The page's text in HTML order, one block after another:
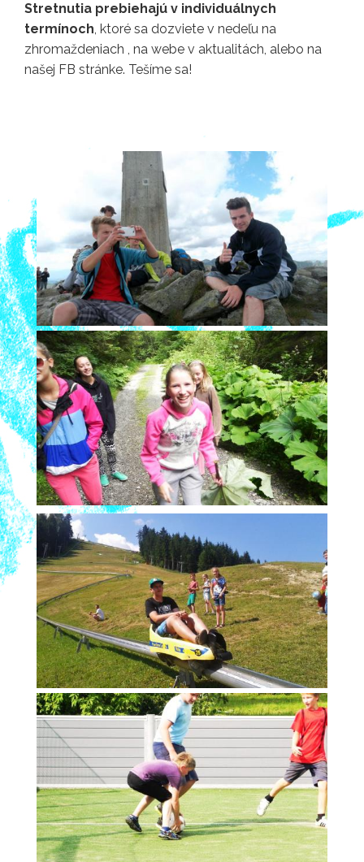
Stretnutia prebiehajú v individuálnych
termínoch, ktoré sa dozviete v nedeľu na
zhromaždeniach , na webe v aktualitách, alebo na
našej FB stránke. Tešíme sa!